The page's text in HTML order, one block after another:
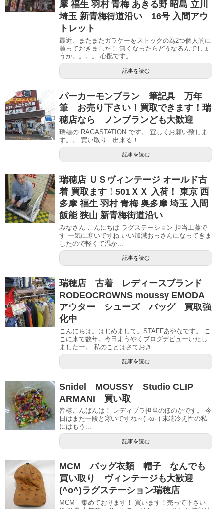
摩 福生 羽村 青梅 あきる野 昭島 立川
埼玉 新青梅街道沿い 16号 入間アウ
トレット
最近、またまたガラケーをストックの為2つ個人的に
買っておきました！ 無くなったらどうなるんでしょ
うか。。。。 心配です。 ...
記事を読む
パーカーモンブラン 筆記具 万年
筆 お売り下さい！買取できます！瑞
穂店なら ノンブランども大歓迎
瑞穂の RAGASTATION です。 宜しくお願い致しま
す。。 買い取り 出来る！...
記事を読む
瑞穂店 ＵＳヴィンテージ オールド古
着 買取ます！501ＸＸ 入荷！ 東京 西
多摩 福生 羽村 青梅 奥多摩 埼玉 入間
飯能 狭山 新青梅街道沿い
みなさん こんにちは ラグステーション 担当工藤で
す 一気に寒いですね いい加減おっさんになってきま
したので軽くて温か...
記事を読む
瑞穂店 古着 レディースブランド
RODEOCROWNS moussy EMODA
アウター シューズ バッグ 買取強
化中
こんにちは。はじめまして。STAFFあやなです。 こ
こに来て数年。今日ようやくブログデビューいたし
ましたー。 私のことはさておき...
記事を読む
Snidel MOUSSY Studio CLIP
ARMANI 買い取
皆様こんばんは！ レディブラ担当のほのかです。 今
日はまた一段と寒いですね～(´·ω· ) 末端冷え性の私
にはもう...
記事を読む
MCM バッグ衣類 帽子 なんでも
買い取り ヴィンテージも大歓迎
(^o^)ラグステーション瑞穂店
MCM 集めております！ 買います！売って下さい